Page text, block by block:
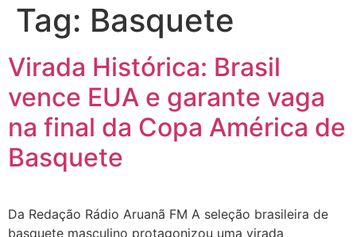
Tag: Basquete
Virada Histórica: Brasil
vence EUA e garante vaga
na final da Copa América de
Basquete
Da Redação Rádio Aruanã FM A seleção brasileira de
basquete masculino protagonizou uma virada